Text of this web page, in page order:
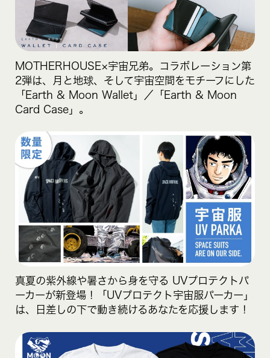
MOTHERHOUSE×宇宙兄弟。コラボレーション第
2弾は、月と地球、そして宇宙空間をモチーフにした
「Earth & Moon Wallet」／「Earth & Moon
Card Case」。
真夏の紫外線や暑さから身を守る UVプロテクトパ
ーカーが新登場！「UVプロテクト宇宙服パーカー」
は、日差しの下で動き続けるあなたを応援します！